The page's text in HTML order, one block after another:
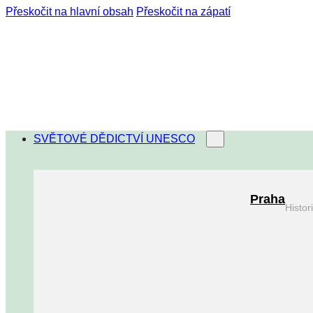
Přeskočit na hlavní obsah Přeskočit na zápatí
SVĚTOVÉ DĚDICTVÍ UNESCO
Praha